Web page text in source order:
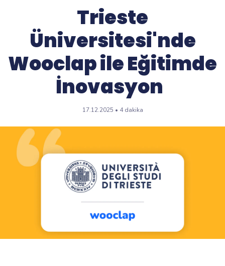
Trieste
Üniversitesi'nde
Wooclap ile Eğitimde
İnovasyon
17.12.2025 • 4 dakika